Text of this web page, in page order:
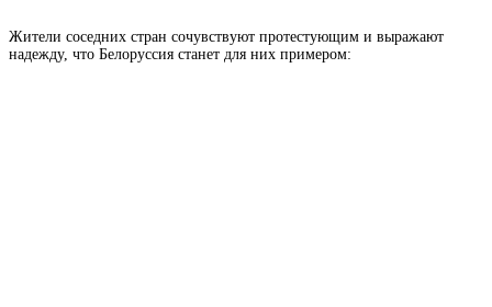
Жители соседних стран сочувствуют протестующим и выражают
надежду, что Белоруссия станет для них примером: